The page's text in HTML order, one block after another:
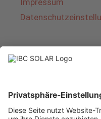
Impressum
Über IBC SOLAR
von
Bereich Photovoltaik